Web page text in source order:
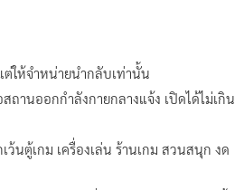
ต่ให้จำหน่ายนำกลับเท่านั้น
านออกกำลังกายกลางแจ้ง เปิดได้ไม่เกิน
นตู้เกม เครื่องเล่น ร้านเกม สวนสนุก งด